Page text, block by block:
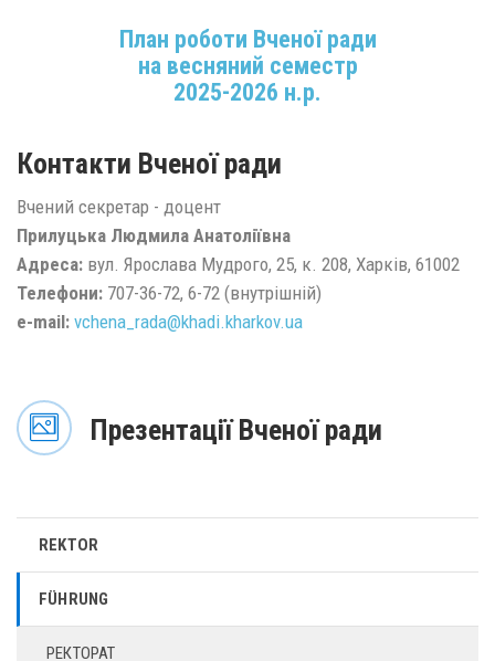
План роботи Вченої ради
на весняний семестр
2025-2026 н.р.
Контакти Вченої ради
Вчений секретар - доцент
Прилуцька Людмила Анатоліївна
Адреса: вул. Ярослава Мудрого, 25, к. 208, Харків, 61002
Телефони: 707-36-72, 6-72 (внутрішній)
e-mail: vchena_rada@khadi.kharkov.ua
Презентації Вченої ради
REKTOR
FÜHRUNG
РЕКТОРАТ